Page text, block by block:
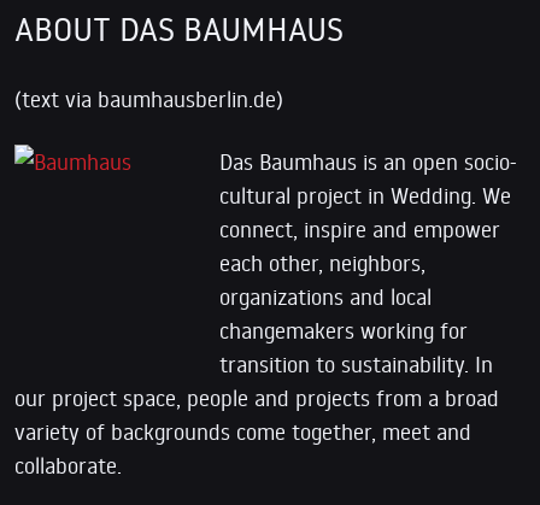
ABOUT DAS BAUMHAUS
(text via baumhausberlin.de)
Das Baumhaus is an open socio-
cultural project in Wedding. We
connect, inspire and empower
each other, neighbors,
organizations and local
changemakers working for
transition to sustainability. In
our project space, people and projects from a broad
variety of backgrounds come together, meet and
collaborate.